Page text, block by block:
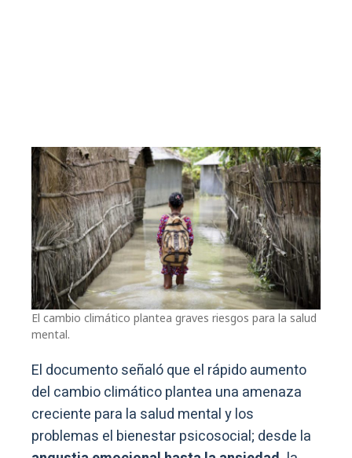
El cambio climático plantea graves riesgos para la salud
mental.
El documento señaló que el rápido aumento
del cambio climático plantea una amenaza
creciente para la salud mental y los
problemas el bienestar psicosocial; desde la